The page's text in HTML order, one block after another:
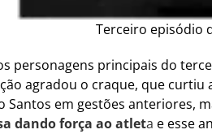
Terceiro episódio
personagens principais do
agradou o craque, que curtiu
Santos em gestões anteriores,
dando força ao atleta e esse